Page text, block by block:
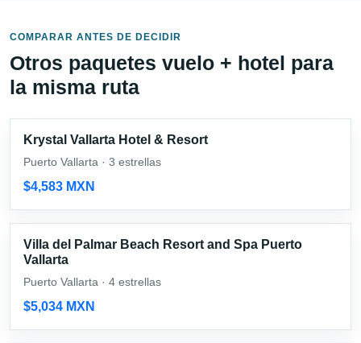
COMPARAR ANTES DE DECIDIR
Otros paquetes vuelo + hotel para
la misma ruta
Krystal Vallarta Hotel & Resort
Puerto Vallarta · 3 estrellas
$4,583 MXN
Villa del Palmar Beach Resort and Spa Puerto
Vallarta
Puerto Vallarta · 4 estrellas
$5,034 MXN